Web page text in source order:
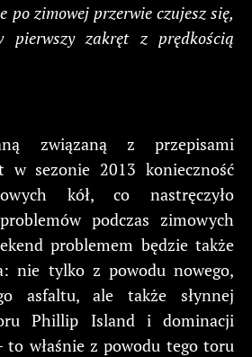
po zimowej przerwie czujesz się,
pierwszy zakręt z prędkością
związaną z przepisami
w sezonie 2013 konieczność
kół, co nastręczyło
podczas zimowych
problemem będzie także
nie tylko z powodu nowego,
asfaltu, ale także słynnej
Phillip Island i dominacji
to właśnie z powodu tego toru